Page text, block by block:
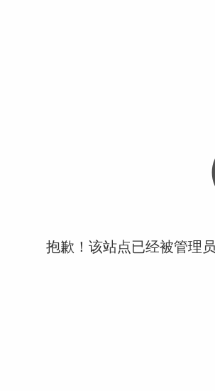
抱歉！该站点已经被管理